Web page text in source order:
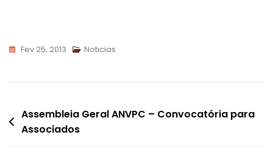
Fev 25, 2013 Noticias
Navegação
de
Assembleia Geral ANVPC – Convocatória para
Associados